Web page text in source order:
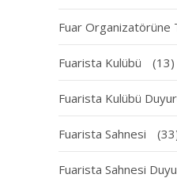
Fuar Organizatörüne
Fuarista Kulübü (13)
Fuarista Kulübü
Fuarista Sahnesi
Fuarista Sahnesi